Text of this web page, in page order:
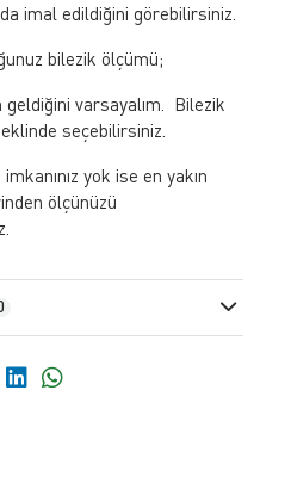
imal edildiğini görebilirsiniz.
bilezik ölçümü;
geldiğini varsayalım. Bilezik
seçebilirsiniz.
yok ise en yakın
ölçünüzü